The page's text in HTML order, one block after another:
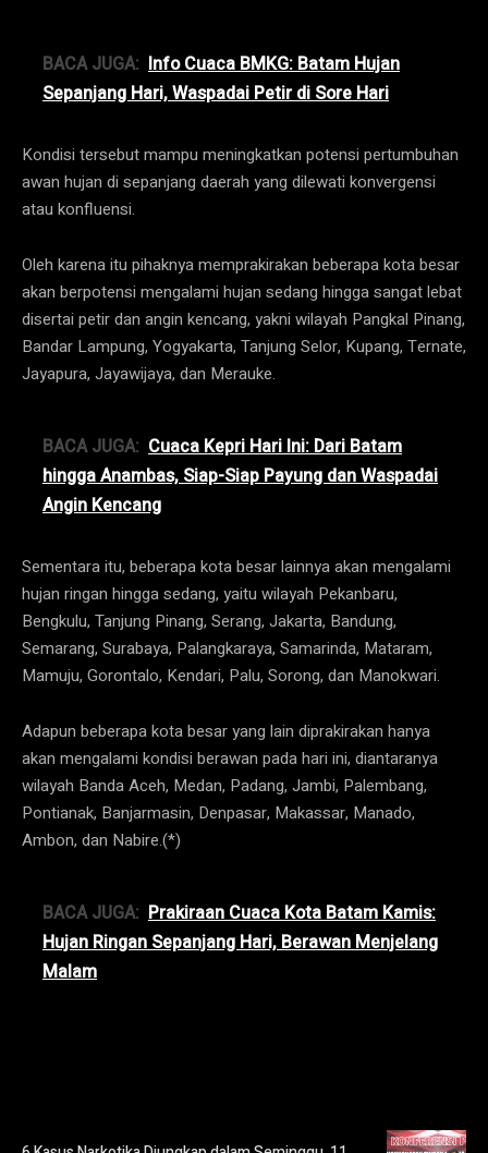
BACA JUGA: Info Cuaca BMKG: Batam Hujan
Sepanjang Hari, Waspadai Petir di Sore Hari
Kondisi tersebut mampu meningkatkan potensi pertumbuhan
awan hujan di sepanjang daerah yang dilewati konvergensi
atau konfluensi.
Oleh karena itu pihaknya memprakirakan beberapa kota besar
akan berpotensi mengalami hujan sedang hingga sangat lebat
disertai petir dan angin kencang, yakni wilayah Pangkal Pinang,
Bandar Lampung, Yogyakarta, Tanjung Selor, Kupang, Ternate,
Jayapura, Jayawijaya, dan Merauke.
BACA JUGA: Cuaca Kepri Hari Ini: Dari Batam
hingga Anambas, Siap-Siap Payung dan Waspadai
Angin Kencang
Sementara itu, beberapa kota besar lainnya akan mengalami
hujan ringan hingga sedang, yaitu wilayah Pekanbaru,
Bengkulu, Tanjung Pinang, Serang, Jakarta, Bandung,
Semarang, Surabaya, Palangkaraya, Samarinda, Mataram,
Mamuju, Gorontalo, Kendari, Palu, Sorong, dan Manokwari.
Adapun beberapa kota besar yang lain diprakirakan hanya
akan mengalami kondisi berawan pada hari ini, diantaranya
wilayah Banda Aceh, Medan, Padang, Jambi, Palembang,
Pontianak, Banjarmasin, Denpasar, Makassar, Manado,
Ambon, dan Nabire.(*)
BACA JUGA: Prakiraan Cuaca Kota Batam Kamis:
Hujan Ringan Sepanjang Hari, Berawan Menjelang
Malam